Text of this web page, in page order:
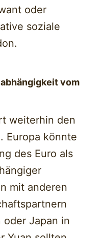
oder
soziale
vom
weiterhin den
Europa könnte
des Euro als
mit anderen
oder Japan in